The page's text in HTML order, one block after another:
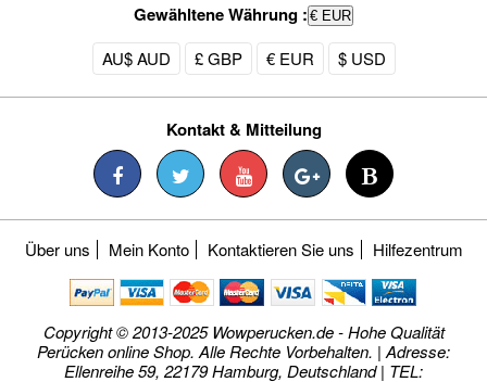
Gewähltene Währung : € EUR
AU$ AUD £ GBP € EUR $ USD
Kontakt & Mitteilung
Über uns Mein Konto Kontaktieren Sie uns Hilfezentrum
Copyright © 2013-2025 Wowperucken.de - Hohe Qualität
Perücken online Shop. Alle Rechte Vorbehalten. | Adresse:
Ellenreihe 59, 22179 Hamburg, Deutschland | TEL: